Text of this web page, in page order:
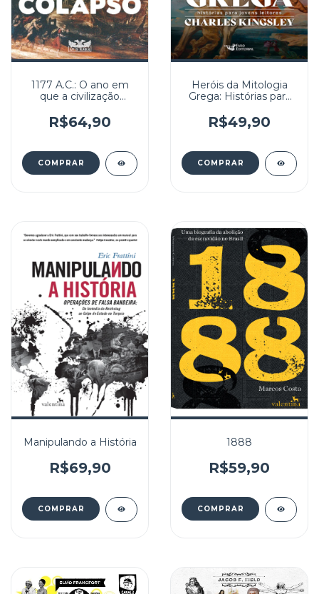
1177 A.C.: O ano em
que a civilização
R$64,90
Heróis da Mitologia
Grega: Histórias para
R$49,90
Manipulando a História
R$69,90
1888
R$59,90